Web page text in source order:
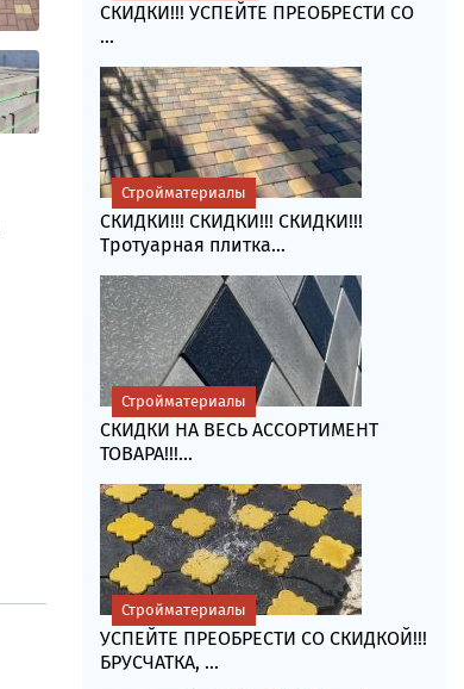
СКИДКИ!!! УСПЕЙТЕ ПРЕОБРЕСТИ СО
...
СКИДКИ!!! СКИДКИ!!! СКИДКИ!!!
Тротуарная плитка...
Стройматериалы
СКИДКИ НА ВЕСЬ АССОРТИМЕНТ
ТОВАРА!!!...
Стройматериалы
УСПЕЙТЕ ПРЕОБРЕСТИ СО СКИДКОЙ!!!
БРУСЧАТКА, ...
Стройматериалы